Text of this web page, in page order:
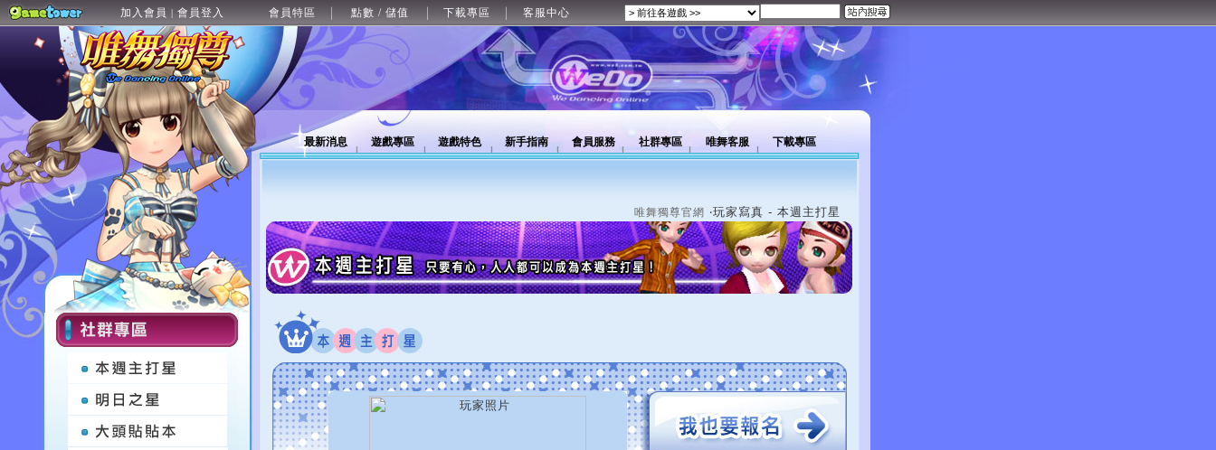
加入會員 | 會員登入 會員特區 點數 / 儲值 下載專區 客服中心
最新消息 遊戲專區 遊戲特色 新手指南 會員服務 社群專區 唯舞客服 下載專區
唯舞獨尊官網 ‧玩家寫真 - 本週主打星